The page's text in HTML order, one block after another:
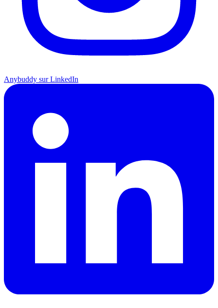
Anybuddy sur LinkedIn